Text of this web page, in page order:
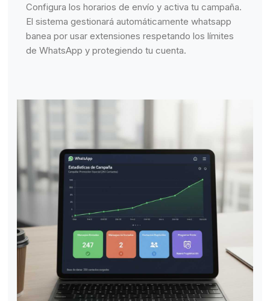
Configura los horarios de envío y activa tu campaña.
El sistema gestionará automáticamente whatsapp
banea por usar extensiones respetando los límites
de WhatsApp y protegiendo tu cuenta.